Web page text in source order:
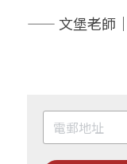
—— 文堡老師